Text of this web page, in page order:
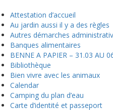
Attestation d’accueil
Au jardin aussi il y a des règles
Autres démarches
Banques alimentaires
BENNE A PAPIER – 31.03 AU
Bibliothèque
Bien vivre avec les animaux
Calendar
Camping du plan d’eau
Carte d’identité et passeport